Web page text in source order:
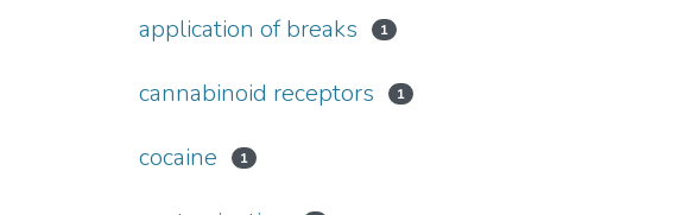
application of breaks 1
cannabinoid receptors 1
cocaine 1